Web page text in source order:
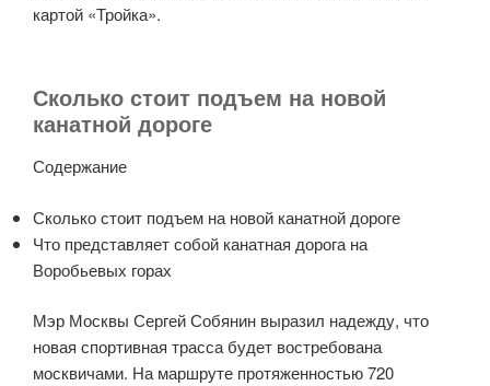
картой «Тройка».
Сколько стоит подъем на новой
канатной дороге
Содержание
Сколько стоит подъем на новой канатной дороге
Что представляет собой канатная дорога на
Воробьевых горах
Мэр Москвы Сергей Собянин выразил надежду, что
новая спортивная трасса будет востребована
москвичами. На маршруте протяженностью 720